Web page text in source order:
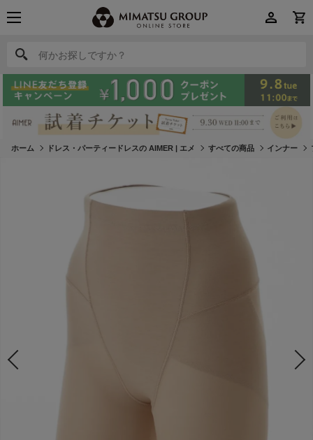
何かお探しですか？
何かお探しですか？
ホーム ドレス・パーティードレスの AIMER | エメ すべての商品 インナー